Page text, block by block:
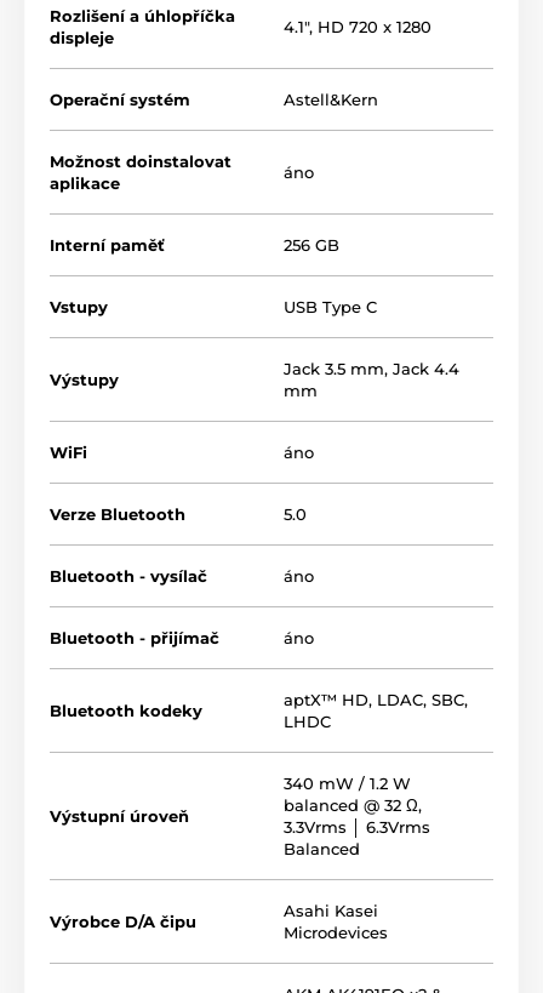
Hexa-zapojení se čtyřmi převodníky AK4499EX
výstupní úroveň 3.3 Vrms, resp. 6.3 Vrmsv
symetrickém režimu
podpora nahrávek do rozlišení768 kHz / 32 bit /
DSD512
vnitřní stínění destičkou ze stříbra
vnitřní paměť256 GB
bleskové reakce díky 8jádrovému procesoru
Qualcomm 6125
funkce externí zvukové karty USB DAC
možnost instalace vlastních aplikací (Spotify, Apple
Music, Foobar a další)
kožené pouzdro součástí balení
2 sluchátkového výstupy 3.5 a 4.4 mm
tělo z hliníku namísto oceli
Rozlišení a úhlopříčka
displeje
4.1", HD 720 x 1280
Operační systém Astell&Kern
Možnost doinstalovat
aplikace
áno
Interní paměť 256 GB
Vstupy USB Type C
Výstupy
Jack 3.5 mm, Jack 4.4
mm
WiFi áno
Verze Bluetooth 5.0
Bluetooth - vysílač áno
Bluetooth - přijímač áno
Bluetooth kodeky
aptX™ HD, LDAC, SBC,
LHDC
Výstupní úroveň
340 mW / 1.2 W
balanced @ 32 Ω,
3.3Vrms │ 6.3Vrms
Balanced
Výrobce D/A čipu
Asahi Kasei
Microdevices